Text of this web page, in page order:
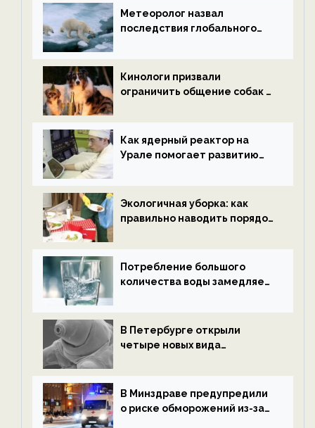
Метеоролог назвал
последствия глобального
ECOportal
Кинологи призвали
ограничить общение собак с
ECOportal
Как ядерный реактор на
Урале помогает развитию
ECOportal
Экологичная уборка: как
правильно наводить порядок
Потребление большого
количества воды замедляет
В Петербурге открыли
четыре новых вида
экологии на ECOportal
В Минздраве предупредили
о риске обморожений из-за